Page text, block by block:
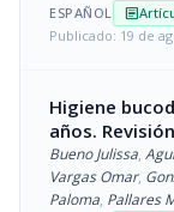
ESPAÑOL article
Publicado: 19 de
Higiene
años.
Bueno Julissa,
Vargas Omar,
Paloma, Pallares